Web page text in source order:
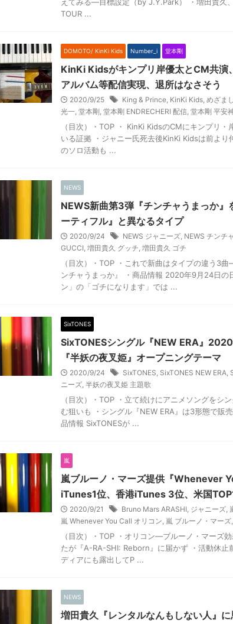
TOUR ...
DOMOTO/ KinKi Kids Number_i 堂本剛
KinKi Kidsがキンプリ岸優太とCM共演
アルバム等配信実現、退所はなさそう
2020/9/25 King & Prince, KinKi Kids, めざま
光一, 堂本剛, 堂本剛 ENDRECHERI 配信, 堂本剛 平安
（目次）・TOP ・ KinKi KidsのCMにキンプリ
いる証拠 ・ジャニー氏死去後KinKi Kidsは前よ
のソロ活動も ...
NEWS
NEWS新曲第3弾『チンチャうまっか』
ーティフル』と異なるタイプ
2020/9/24 NEWS ジャニーズ, NEWS チンチ
GUCCI, 増田貴久 グッチ, 増田貴久 ゴチ
（目次）・TOP ・これで新曲はタイプの違う3
ンチャうまっか』 ・商品情報 2020年9月24日の
ン」の「ゴチになります」では ...
SixTONES
SixTONESシングル『NEW ERA』
『半妖の夜叉姫』オープニングテーマ
2020/9/24 SixTONES, SixTONES NEW ERA,
ニーズ, 半妖の夜叉姫 主題歌
（目次）・TOP ・立て続けにアニメソングをシ
む狙いも ・シングル『NEW ERA』は3形態で販
品情報 SixTONESが ...
嵐
嵐ブルーノ・マーズ提供『Whenever
iTunes1位、香港iTunes 3位、米国
2020/9/21 Bruno Mars ARASHI, ジャニーズ,
嵐 Whenever You Call オリコン, 嵐 ブルーノ・マーズ,
（目次）・TOP ・オリコン―ブルーノ・マーズ
たが『A-RA-SHI: Reborn』に届かず ・活動休止
ディアにも露出してP ...
NEWS
増田貴久『レンタルなんもしない人』